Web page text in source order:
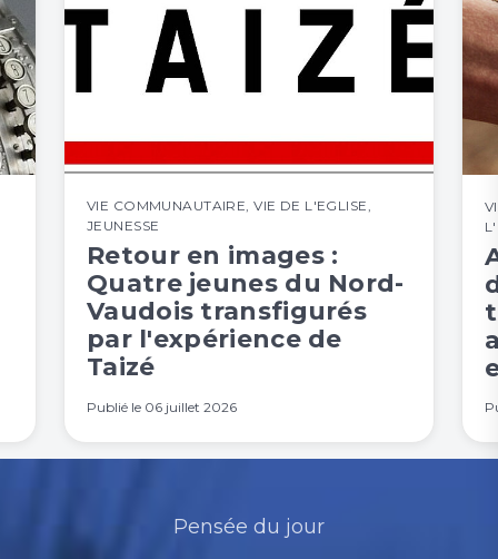
VIE COMMUNAUTAIRE,VIE DE L'EGLISE,
JEUNESSE
Retour en images :
Quatre jeunes du Nord-
Vaudois transfigurés
par l'expérience de
Taizé
Publié le 06 juillet 2026
Pensée du jour